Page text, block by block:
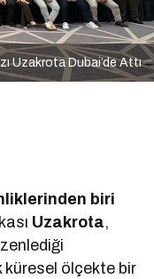
Uzakrota Dubai’de Attı
biri
Uzakrota,
küresel ölçekte bir